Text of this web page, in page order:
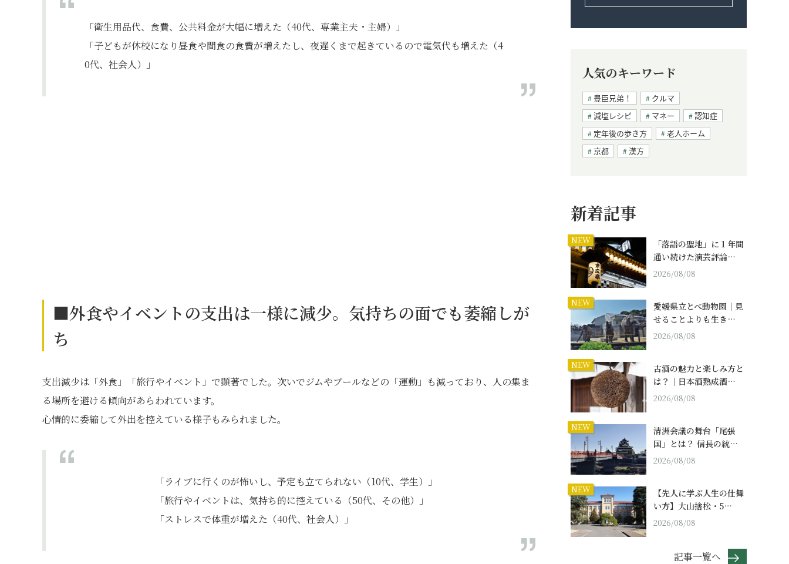
「衛生用品代、食費、公共料金が大幅に増えた（40代、専業主夫・主婦）」
「子どもが休校になり昼食や間食の食費が増えたし、夜遅くまで起きているので電気代も増えた（4
0代、社会人）」
■外食やイベントの支出は一様に減少。気持ちの面でも萎縮しが
ち
支出減少は「外食」「旅行やイベント」で顕著でした。次いでジムやプールなどの「運動」も減っており、人の集ま
る場所を避ける傾向があらわれています。
心情的に委縮して外出を控えている様子もみられました。
「ライブに行くのが怖いし、予定も立てられない（10代、学生）」
「旅行やイベントは、気持ち的に控えている（50代、その他）」
「ストレスで体重が増えた（40代、社会人）」
人気のキーワード
豊臣兄弟！
クルマ
減塩レシピ
マネー
認知症
定年後の歩き方
老人ホーム
京都
漢方
新着記事
NEW
「落語の聖地」に１年間
通い続けた演芸評論…
2026/08/08
NEW
愛媛県立とべ動物園｜見
せることよりも生き…
2026/08/08
NEW
古酒の魅力と楽しみ方と
は？｜日本酒熟成酒…
2026/08/08
NEW
清洲会議の舞台「尾張
国」とは？ 信長の統…
2026/08/08
NEW
【先人に学ぶ人生の仕舞
い方】大山捨松・5…
2026/08/08
記事一覧へ